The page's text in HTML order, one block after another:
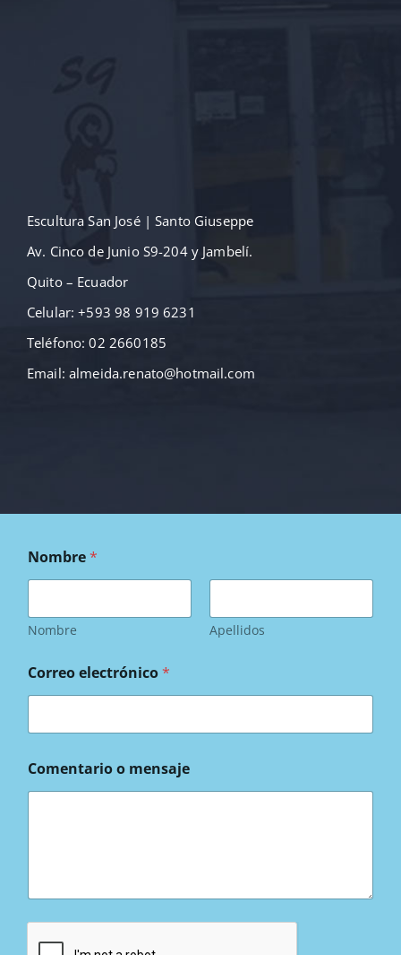
Escultura San José | Santo Giuseppe
Av. Cinco de Junio S9-204 y Jambelí.
Quito – Ecuador
Celular: +593 98 919 6231
Teléfono: 02 2660185
Email: almeida.renato@hotmail.com
Nombre*
Nombre Apellidos
Correo electrónico*
Comentario o mensaje